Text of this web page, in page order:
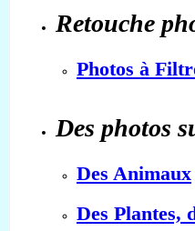
Retouche
Photos à
Des photos
Des Animaux
Des Plantes,